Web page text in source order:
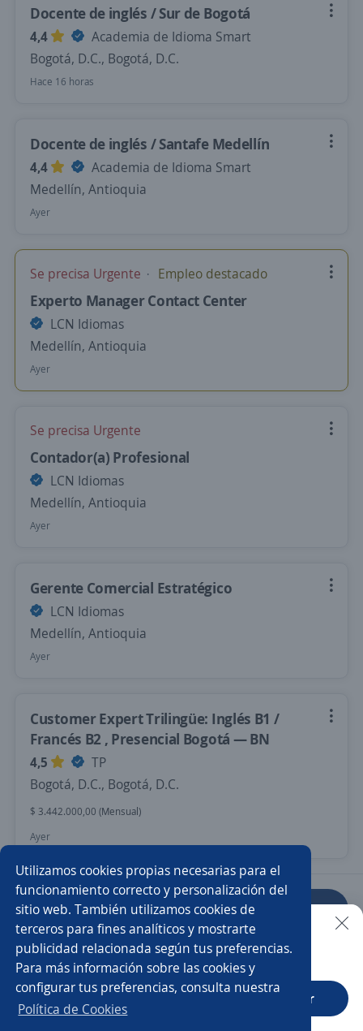
Utilizamos cookies propias necesarias para el
funcionamiento correcto y personalización del
sitio web. También utilizamos cookies de
terceros para fines analíticos y mostrarte
publicidad relacionada según tus preferencias.
Para más información sobre las cookies y
configurar tus preferencias, consulta nuestra
Política de Cookies
Docente de inglés / Sur de Bogotá
4,4
Academia de Idioma Smart
Bogotá, D.C., Bogotá, D.C.
Hace 16 horas
Docente de inglés / Santafe Medellín
4,4
Academia de Idioma Smart
Medellín, Antioquia
Ayer
Se precisa Urgente Empleo destacado
Experto Manager Contact Center
LCN Idiomas
Medellín, Antioquia
Ayer
Se precisa Urgente
Contador(a) Profesional
LCN Idiomas
Medellín, Antioquia
Ayer
Gerente Comercial Estratégico
LCN Idiomas
Medellín, Antioquia
Ayer
Customer Expert Trilingüe: Inglés B1 /
Francés B2 , Presencial Bogotá — BN
4,5
TP
Bogotá, D.C., Bogotá, D.C.
$ 3.442.000,00 (Mensual)
Ayer
Anterior Siguiente
Nuevas ofertas de empleo
Empleos similares
Buscar es más fácil en la app
CT App Abrir